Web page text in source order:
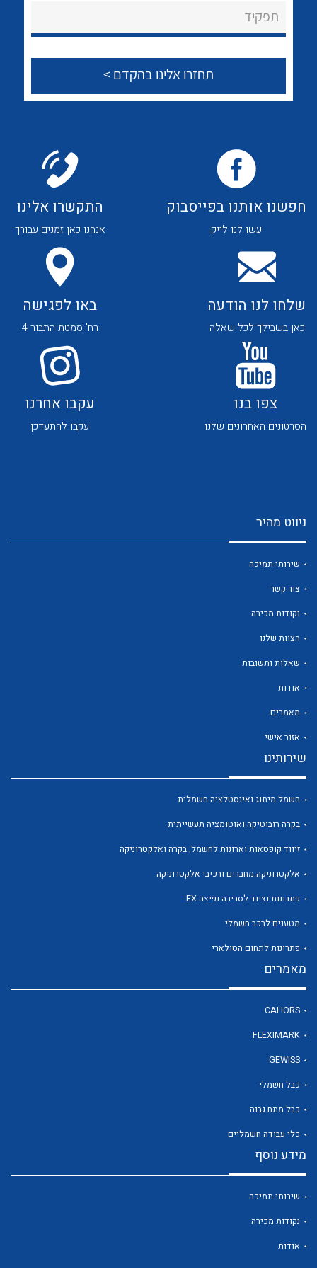
צור קשר
לכל מוצרי היצרן לכל מוצרי היצרן
לכל מוצרי היצרן
תפקיד
חפשנו אותנו בפייסבוק
עשו לנו לייק
התקשרו אלינו
אנחנו כאן זמנים עבורך
שלחו לנו הודעה
כאן בשבילך לכל שאלה
באו לפגישה
רח' סמטת התבור 4
צפו בנו
הסרטונים האחרונים שלנו
עקבו אחרנו
עקבו להתעדכן
ניווט מהיר
שירותי תמיכה
צור קשר
נקודות מכירה
הצוות שלנו
שאלות ותשובות
אודות
מאמרים
אזור אישי
שירותינו
חשמל מיתוג ואינסטלציה חשמלית
בקרה רובוטיקה ואוטומציה תעשייתית
זיווד קופסאות וארונות לחשמל, בקרה ואלקטרוניקה
אלקטרוניקה מחברים ורכיבי אלקטרוניקה
פתרונות וציוד לסביבה נפיצה EX
מטענים לרכב חשמלי
פתרונות לתחום הסולארי
מאמרים
CAHORS
FLEXIMARK
GEWISS
כבל חשמלי
כבל מתח גבוה
כלי עבודה חשמליים
מידע נוסף
שירותי תמיכה
נקודות מכירה
אודות